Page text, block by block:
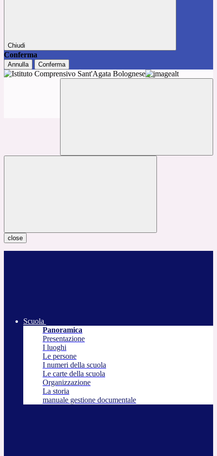
Chiudi
Conferma
Annulla Conferma
close
Scuola
Panoramica
Presentazione
I luoghi
Le persone
I numeri della scuola
Le carte della scuola
Organizzazione
La storia
manuale gestione documentale